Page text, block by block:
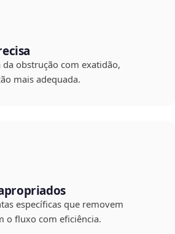
da obstrução com exatidão,
mais adequada.
específicas que removem
o fluxo com eficiência.